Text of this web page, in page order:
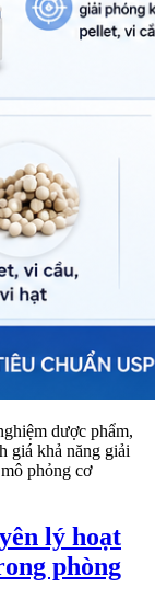
dược phẩm,
giá khả năng giải
phỏng cơ
lý hoạt
phòng